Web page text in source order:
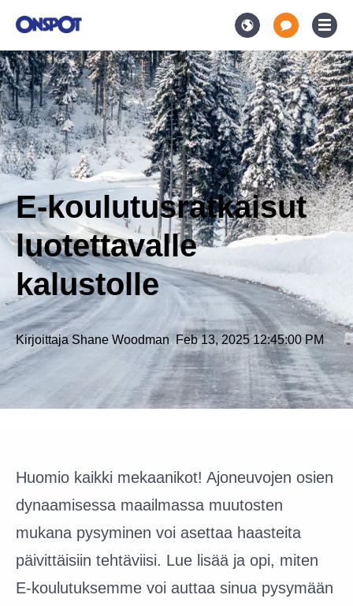
E-koulutusratkaisut
luotettavalle
kalustolle
Kirjoittaja Shane Woodman,Feb 13, 2025 12:45:00 PM
Huomio kaikki mekaanikot! Ajoneuvojen osien
dynaamisessa maailmassa muutosten
mukana pysyminen voi asettaa haasteita
päivittäisiin tehtäviisi. Lue lisää ja opi, miten
E-koulutuksemme voi auttaa sinua pysymään